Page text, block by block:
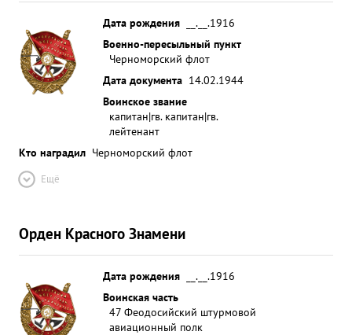
Дата рождения
__.__.1916
Военно-пересыльный пункт
Черноморский флот
Дата документа 14.02.1944
Воинское звание
капитан|гв. капитан|гв.
лейтенант
Кто наградил Черноморский флот
Ещё
Орден Красного Знамени
Дата рождения
__.__.1916
Воинская часть
47 Феодосийский штурмовой
авиационный полк